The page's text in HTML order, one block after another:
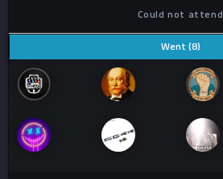
Could not attend
Went (8)